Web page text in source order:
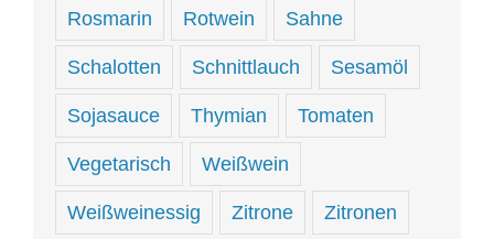
Rosmarin Rotwein Sahne
Schalotten Schnittlauch Sesamöl
Sojasauce Thymian Tomaten
Vegetarisch Weißwein
Weißweinessig Zitrone Zitronen